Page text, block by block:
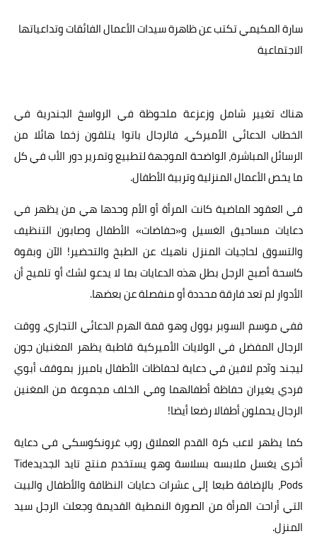
عالم المرأة
أخبار عربية
أخبار النجوم
أخبار العالم
سارة المكيمي تكتب عن ظاهرة سيدات الأعمال الفائقات وتداعياتها
الاجتماعية
هناك تغيير شامل وزعزعة ملحوظة في الرواسخ الجندرية في
الخطاب الدعائي الأميركي، فالرجال باتوا يتلقون زخما هائلا من
الرسائل المباشرة، الواضحة الموجهة لتطبيع وتمرير دور الأب في كل
ما يخص الأعمال المنزلية وتربية الأطفال.
في العقود الماضية كانت المرأة أو الأم وحدها هي من يظهر في
دعايات مساحيق الغسيل و«حفاضات» الأطفال وصابون التنظيف
والتسوق لحاجيات المنزل ناهيك عن الطبخ والتحضير! الآن وبقوة
كاسحة أصبح الرجل بطل هذه الدعايات بما لا يدعو لشك أو تلميح أن
الأدوار لم تعد فارقة محددة أو منفصلة عن بعضها.
ففي موسم السوبر بوول وهو قمة الهرم الدعائي التجاري، ووقت
الرجال المفضل في الولايات الأميركية قاطبة يظهر المغنيان جون
ليجند وآدم لافين في دعاية لحفاظات الأطفال بامبرز بموقف أبوي
فردي يغيران حفاظة أطفالهما وفي الخلف مجموعة من المغنين
الرجال يحملون أطفالا رضعا أيضا!
كما يظهر لاعب كرة القدم العملاق روب غرونكوسكي في دعاية
أخرى يغسل ملابسه بسلاسة وهو يستخدم منتج تايد الجديدTide
Pods، بالإضافة طبعا إلى عشرات دعايات النظافة والأطفال والبيت
التي أراحت المرأة من الصورة النمطية القديمة وجعلت الرجل سيد
المنزل.